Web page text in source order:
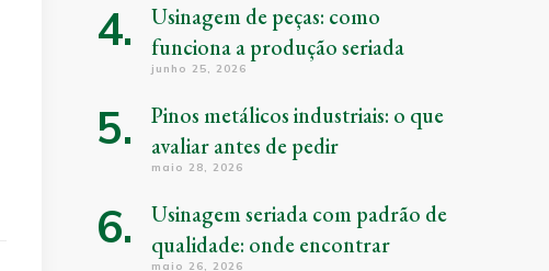
Usinagem de peças: como
funciona a produção seriada
junho 25, 2026
Pinos metálicos industriais: o que
avaliar antes de pedir
maio 28, 2026
Usinagem seriada com padrão de
qualidade: onde encontrar
maio 26, 2026